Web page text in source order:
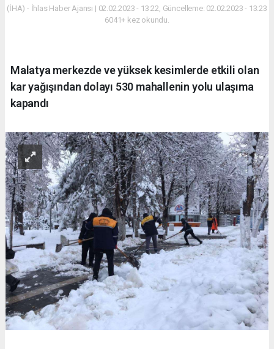
(İHA) - İhlas Haber Ajansı | 02.02.2023 - 13:22, Güncelleme: 02.02.2023 - 13:23
6041+ kez okundu.
Malatya merkezde ve yüksek kesimlerde etkili olan
kar yağışından dolayı 530 mahallenin yolu ulaşıma
kapandı